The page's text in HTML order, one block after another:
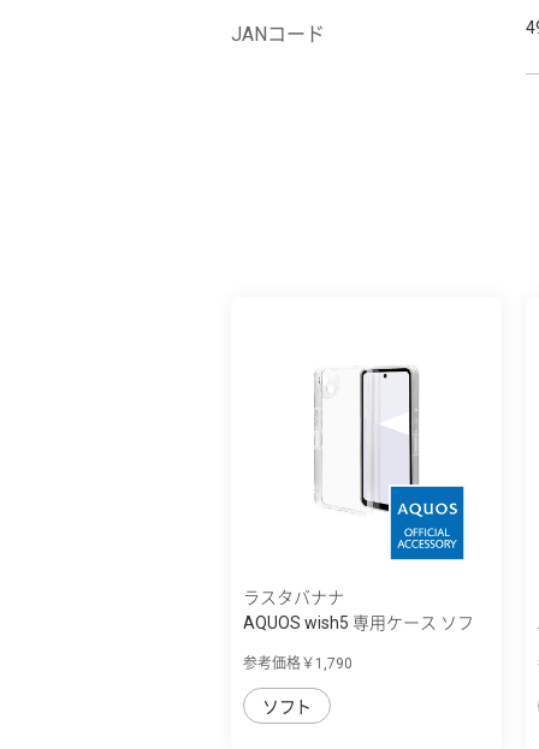
JANコード
ラスタバナナ
AQUOS wish5 専用ケース ソフ
参考価格￥1,790
ソフト